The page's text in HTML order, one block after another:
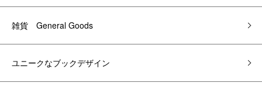
雑貨 General Goods
ユニークなブックデザイン